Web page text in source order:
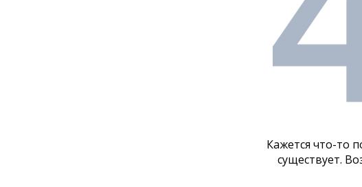
Кажется что-то
существует.